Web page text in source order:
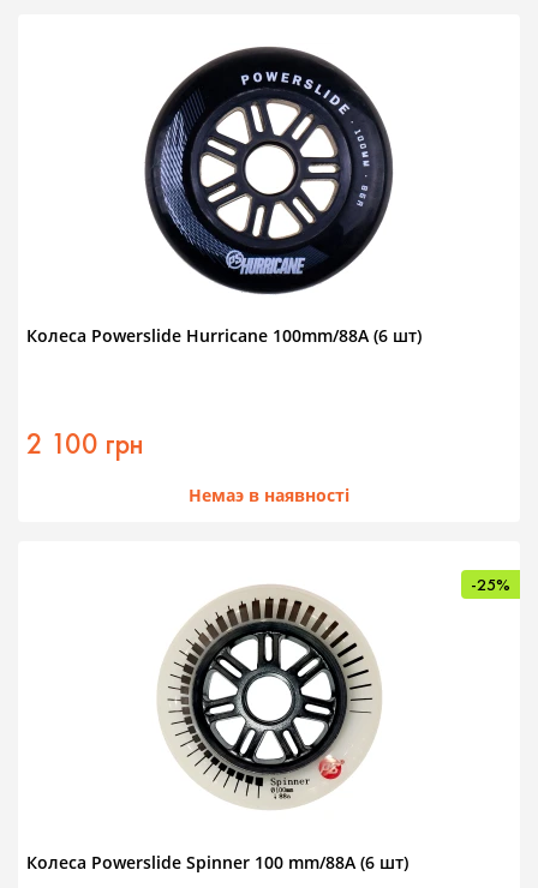
Колеса Powerslide Hurricane 100mm/88A (6 шт)
2 100 грн
Немаэ в наявності
-25%
Колеса Powerslide Spinner 100 mm/88A (6 шт)